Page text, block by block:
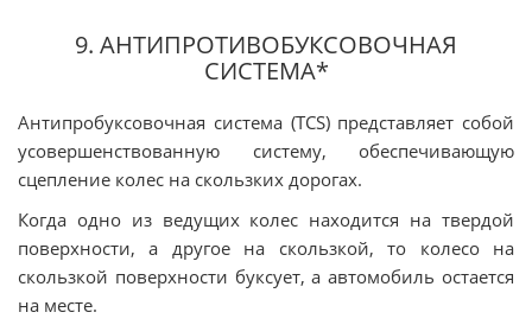
9. АНТИПРОТИВОБУКСОВОЧНАЯ
СИСТЕМА*
Антипробуксовочная система (TCS) представляет собой
усовершенствованную систему, обеспечивающую
сцепление колес на скользких дорогах.
Когда одно из ведущих колес находится на твердой
поверхности, а другое на скользкой, то колесо на
скользкой поверхности буксует, а автомобиль остается
на месте.